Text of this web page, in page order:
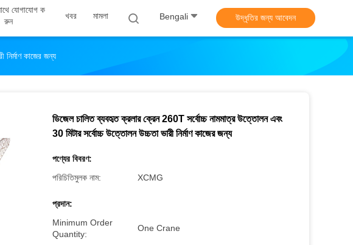
যোগাযোগ ক
রুন
খবর মামলা Bengali উদ্ধৃতির জন্য আবেদন
কাজের জন্য
ডিজেল চালিত ব্যবহৃত ক্রলার ক্রেন 260T সর্বোচ্চ নামমাত্র উত্তোলন এবং
30 মিটার সর্বোচ্চ উত্তোলন উচ্চতা ভারী নির্মাণ কাজের জন্য
পণ্যের বিবরণ:
পরিচিতিমুলক নাম:
XCMG
প্রদান:
Minimum Order
Quantity:
One Crane